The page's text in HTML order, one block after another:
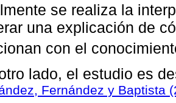
se realiza la
una explicación de
con el
lado, el estudio es
Fernández y Baptista